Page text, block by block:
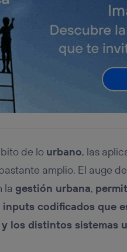
de lo urbano, las
amplio. El auge
la gestión urbana,
inputs codificados que
los distintos sistemas
conecte su dispositivo y
Típicamente:
Si utilizas una
conexión de
realizará en función de las
hayan dado su consentimiento.
Si utilizas
, el
únicamente en la navegación
gestionar los
de esta página web o
más información, consulta la